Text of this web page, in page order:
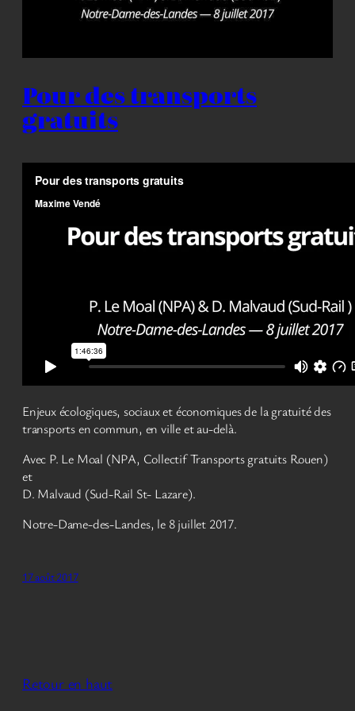
Pour des transports
gratuits
Enjeux écologiques, sociaux et économiques de la gratuité des
transports en commun, en ville et au-delà.
Avec P. Le Moal (NPA, Collectif Transports gratuits Rouen)
et
D. Malvaud (Sud-Rail St- Lazare).
Notre-Dame-des-Landes, le 8 juillet 2017.
17 août 2017
Retour en haut